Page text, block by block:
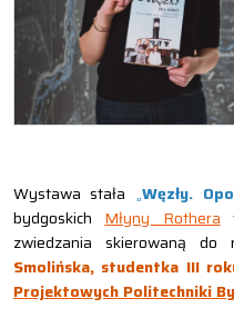
Wystawa stała „Węzły.
bydgoskich Młyny Rothera
zwiedzania skierowaną
Smolińska, studentka III
Projektowych Politechniki